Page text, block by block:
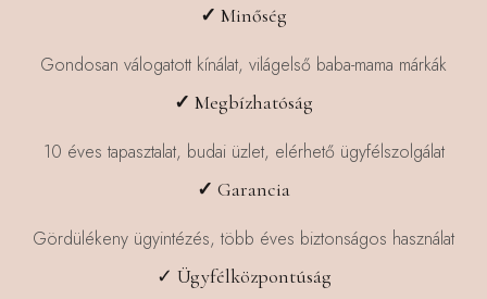
változatok
termékoldalon
választhatók
✓ Minőség
Gondosan válogatott kínálat, világelső baba-mama márkák
✓ Megbízhatóság
10 éves tapasztalat, budai üzlet, elérhető ügyfélszolgálat
✓ Garancia
Gördülékeny ügyintézés, több éves biztonságos használat
✓ Ügyfélközpontúság